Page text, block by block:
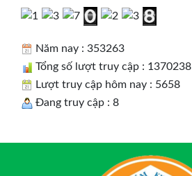
Năm nay : 353263
Tổng số lượt truy cập : 1370238
Lượt truy cập hôm nay : 5658
Đang truy cập : 8